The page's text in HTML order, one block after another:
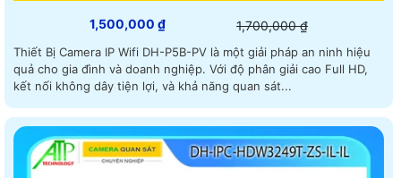
1,500,000 ₫ 1,700,000 ₫
Thiết Bị Camera IP Wifi DH-P5B-PV là một giải pháp an ninh hiệu
quả cho gia đình và doanh nghiệp. Với độ phân giải cao Full HD,
kết nối không dây tiện lợi, và khả năng quan sát...